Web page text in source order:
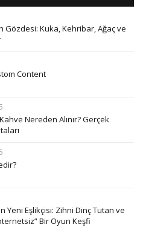
Gözdesi: Kuka, Kehribar, Ağaç ve
Content
Nereden Alınır? Gerçek
Yeni Eşlikçisi: Zihni Dinç Tutan ve
Bir Oyun Keşfi